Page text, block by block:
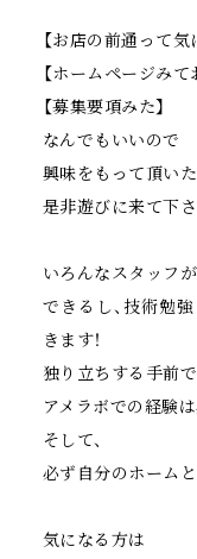
【お店の前通って気
【ホームページみ
【募集要項みた】
なんでもいいので
興味をもって頂い
是非遊びに来て下さ
いろんなスタッフ
できるし、技術勉
きます！
独り立ちする手前
アメラボでの経験
そして、
必ず自分のホーム
気になる方は